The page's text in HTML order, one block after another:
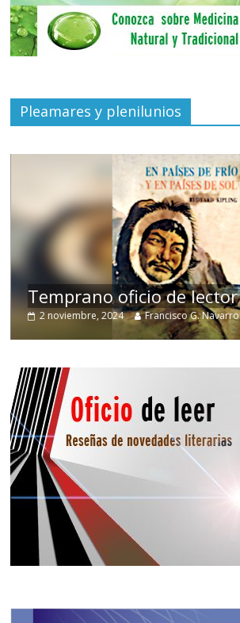
Pleamares y plenilunios
Temprano oficio de lector
2 noviembre, 2024 Francisco G. Navarro